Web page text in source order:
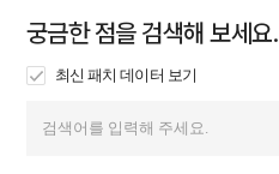
궁금한 점을 검색해 보세요.
최신 패치 데이터 보기